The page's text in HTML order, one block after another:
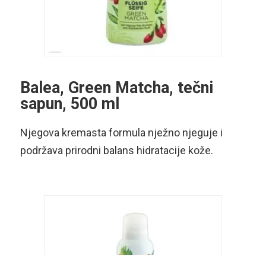
Balea, Green Matcha, tečni
sapun, 500 ml
Njegova kremasta formula nježno njeguje i
podržava prirodni balans hidratacije kože.